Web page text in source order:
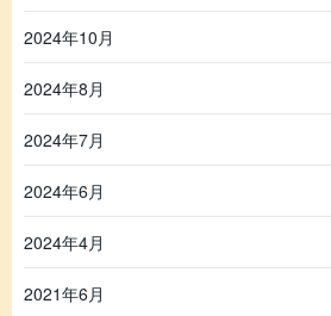
2024年10月
2024年8月
2024年7月
2024年6月
2024年4月
2021年6月